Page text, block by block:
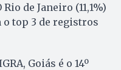
de Janeiro (11,1%)
o top 3 de registros
Goiás é o 14º